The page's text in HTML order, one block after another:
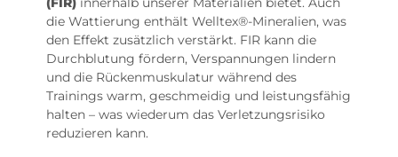
die Wattierung enthält Welltex®-Mineralien, was
den Effekt zusätzlich verstärkt. FIR kann die
Durchblutung fördern, Verspannungen lindern
und die Rückenmuskulatur während des
Trainings warm, geschmeidig und leistungsfähig
halten – was wiederum das Verletzungsrisiko
reduzieren kann.